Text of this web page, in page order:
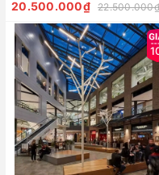
dự án Vườn Án Sáng ngoài
20.500.000₫ 22.500.000₫